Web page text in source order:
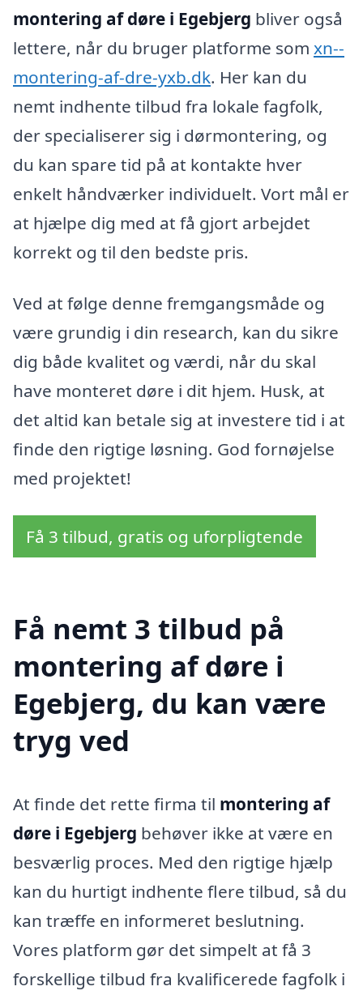
montering af døre i Egebjerg bliver også
lettere, når du bruger platforme som xn--
montering-af-dre-yxb.dk. Her kan du
nemt indhente tilbud fra lokale fagfolk,
der specialiserer sig i dørmontering, og
du kan spare tid på at kontakte hver
enkelt håndværker individuelt. Vort mål er
at hjælpe dig med at få gjort arbejdet
korrekt og til den bedste pris.
Ved at følge denne fremgangsmåde og
være grundig i din research, kan du sikre
dig både kvalitet og værdi, når du skal
have monteret døre i dit hjem. Husk, at
det altid kan betale sig at investere tid i at
finde den rigtige løsning. God fornøjelse
med projektet!
Få 3 tilbud, gratis og uforpligtende
Få nemt 3 tilbud på
montering af døre i
Egebjerg, du kan være
tryg ved
At finde det rette firma til montering af
døre i Egebjerg behøver ikke at være en
besværlig proces. Med den rigtige hjælp
kan du hurtigt indhente flere tilbud, så du
kan træffe en informeret beslutning.
Vores platform gør det simpelt at få 3
forskellige tilbud fra kvalificerede fagfolk i